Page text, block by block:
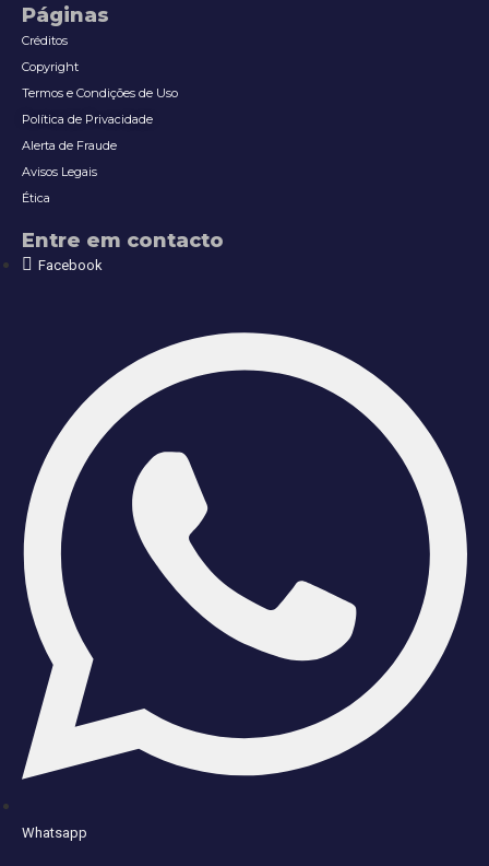
Páginas
Créditos
Copyright
Termos e Condições de Uso
Política de Privacidade
Alerta de Fraude
Avisos Legais
Ética
Entre em contacto
Facebook
Whatsapp